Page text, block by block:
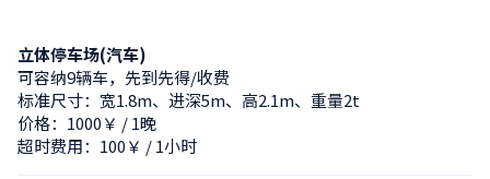
立体停车场(汽车)
可容纳9辆车，先到先得/收费
标准尺寸：宽1.8m、进深5m、高2.1m、重量2t
价格：1000￥ / 1晚
超时费用：100￥ / 1小时